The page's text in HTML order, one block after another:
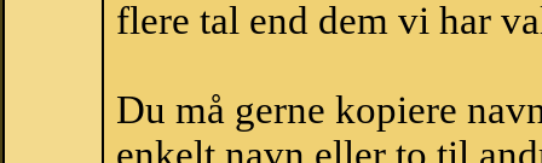
flere tal end dem vi har
Du må gerne kopiere